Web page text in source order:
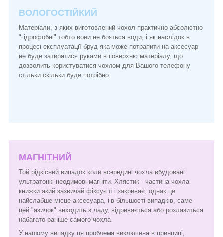
ВОЛОГОСТІЙКИЙ
Матеріали, з яких виготовлений чохол практично абсолютно
"гідрофобні" тобто вони не бояться води, і як наслідок в
процесі експлуатації бруд яка може потрапити на аксесуар
не буде затиратися руками в поверхню матеріалу, що
дозволить користуватися чохлом для Вашого телефону
стільки скільки буде потрібно.
МАГНІТНИЙ
Той рідкісний випадок коли всередині чохла вбудовані
ультратонкі неодимові магніти. Хлястик - частина чохла
книжки який зазвичай фіксує її і закриває, однак це
найслабше місце аксесуара, і в більшості випадків, саме
цей "язичок" виходить з ладу, відривається або розлазиться
набагато раніше самого чохла.
У нашому випадку ця проблема виключена в принципі,